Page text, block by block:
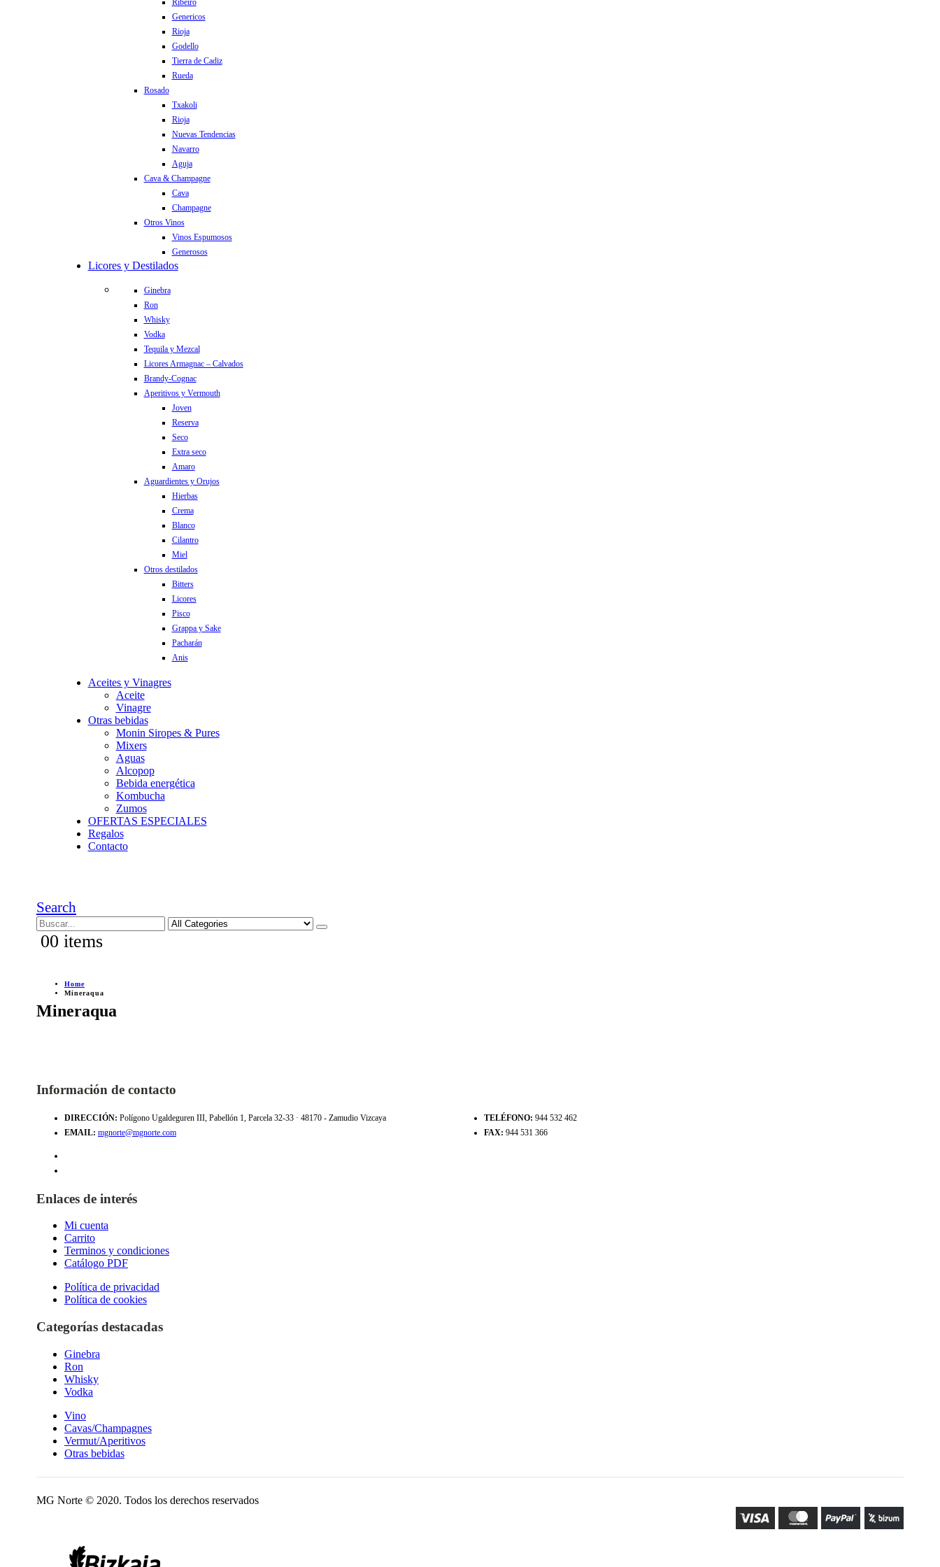
Ribeiro
Genericos
Rioja
Godello
Tierra de Cadiz
Rueda
Rosado
Txakoli
Rioja
Nuevas Tendencias
Navarro
Aguja
Cava & Champagne
Cava
Champagne
Otros Vinos
Vinos Espumosos
Generosos
Licores y Destilados
Ginebra
Ron
Whisky
Vodka
Tequila y Mezcal
Licores Armagnac – Calvados
Brandy-Cognac
Aperitivos y Vermouth
Joven
Reserva
Seco
Extra seco
Amaro
Aguardientes y Orujos
Hierbas
Crema
Blanco
Cilantro
Miel
Otros destilados
Bitters
Licores
Pisco
Grappa y Sake
Pacharán
Anis
Aceites y Vinagres
Aceite
Vinagre
Otras bebidas
Monin Siropes & Pures
Mixers
Aguas
Alcopop
Bebida energética
Kombucha
Zumos
OFERTAS ESPECIALES
Regalos
Contacto
Search
00 items
Home
Mineraqua
Mineraqua
Información de contacto
DIRECCIÓN: Polígono Ugaldeguren III, Pabellón 1, Parcela 32-33 · 48170 - Zamudio Vizcaya TELÉFONO: 944 532 462
EMAIL: mgnorte@mgnorte.com FAX: 944 531 366
Enlaces de interés
Mi cuenta
Carrito
Terminos y condiciones
Catálogo PDF
Política de privacidad
Política de cookies
Categorías destacadas
Ginebra
Ron
Whisky
Vodka
Vino
Cavas/Champagnes
Vermut/Aperitivos
Otras bebidas
MG Norte © 2020. Todos los derechos reservados